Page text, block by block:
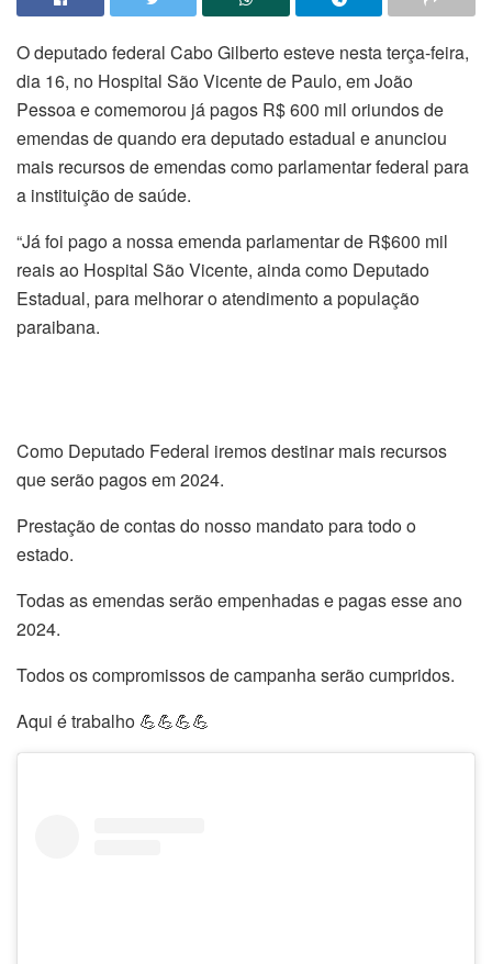
O deputado federal Cabo Gilberto esteve nesta terça-feira,
dia 16, no Hospital São Vicente de Paulo, em João
Pessoa e comemorou já pagos R$ 600 mil oriundos de
emendas de quando era deputado estadual e anunciou
mais recursos de emendas como parlamentar federal para
a instituição de saúde.
“Já foi pago a nossa emenda parlamentar de R$600 mil
reais ao Hospital São Vicente, ainda como Deputado
Estadual, para melhorar o atendimento a população
paraibana.
Como Deputado Federal iremos destinar mais recursos
que serão pagos em 2024.
Prestação de contas do nosso mandato para todo o
estado.
Todas as emendas serão empenhadas e pagas esse ano
2024.
Todos os compromissos de campanha serão cumpridos.
Aqui é trabalho 💪💪💪💪